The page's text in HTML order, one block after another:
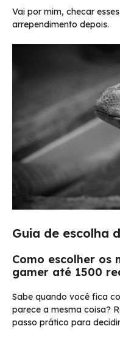
Vai por mim, checar
arrependimento depois.
Guia de escolha
Como escolher os
gamer até 1500
Sabe quando você fica
parece a mesma coisa?
passo prático para